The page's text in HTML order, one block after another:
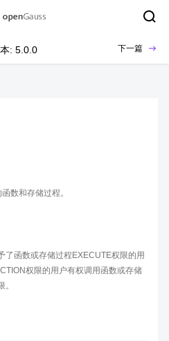
: 5.0.0 下一篇
数和存储过程。
了函数或存储过程EXECUTE权限的用
权限的用户有权调用函数或存储